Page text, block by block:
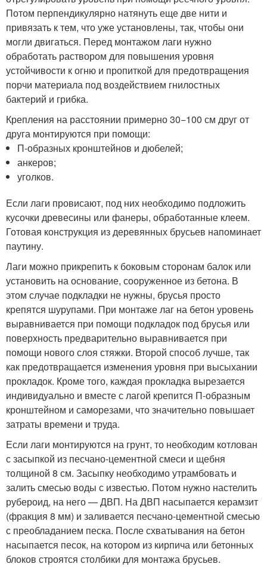
Потом перпендикулярно натянуть еще две нити и
привязать к тем, что уже установлены, так, чтобы они
могли двигаться. Перед монтажом лаги нужно
обработать раствором для повышения уровня
устойчивости к огню и пропиткой для предотвращения
порчи материала под воздействием гнилостных
бактерий и грибка.
Крепления на расстоянии примерно 30−100 см друг от
друга монтируются при помощи:
П-образных кронштейнов и дюбелей;
анкеров;
уголков.
Если лаги провисают, под них необходимо подложить
кусочки древесины или фанеры, обработанные клеем.
Готовая конструкция из деревянных брусьев напоминает
паутину.
Лаги можно прикрепить к боковым сторонам балок или
установить на основание, сооруженное из бетона. В
этом случае подкладки не нужны, брусья просто
крепятся шурупами. При монтаже лаг на бетон уровень
выравнивается при помощи подкладок под брусья или
поверхность предварительно выравнивается при
помощи нового слоя стяжки. Второй способ лучше, так
как предотвращается изменения уровня при высыхании
прокладок. Кроме того, каждая прокладка вырезается
индивидуально и вместе с лагой крепится П-образным
кронштейном и саморезами, что значительно повышает
затраты времени и труда.
Если лаги монтируются на грунт, то необходим котлован
с засыпкой из песчано-цементной смеси и щебня
толщиной 8 см. Засыпку необходимо утрамбовать и
залить смесью воды с известью. Потом нужно настелить
рубероид, на него — ДВП. На ДВП насыпается керамзит
(фракция 8 мм) и заливается песчано-цементной смесью
с преобладанием песка. После схватывания на бетон
насыпается песок, на котором из кирпича или бетонных
блоков строятся столбики для монтажа брусьев.